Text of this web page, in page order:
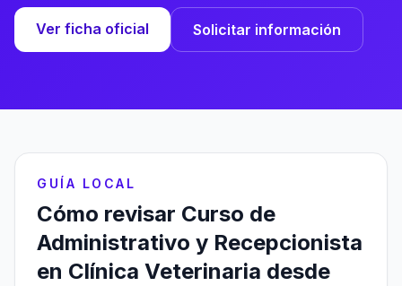
Ver ficha oficial Solicitar información
GUÍA LOCAL
Cómo revisar Curso de
Administrativo y Recepcionista
en Clínica Veterinaria desde